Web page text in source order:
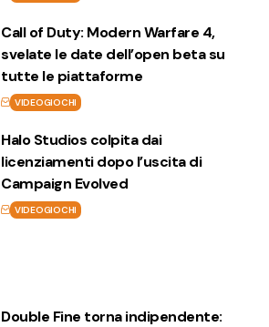
Call of Duty: Modern Warfare 4,
svelate le date dell’open beta su
tutte le piattaforme
VIDEOGIOCHI
Halo Studios colpita dai
licenziamenti dopo l’uscita di
Campaign Evolved
VIDEOGIOCHI
Double Fine torna indipendente: